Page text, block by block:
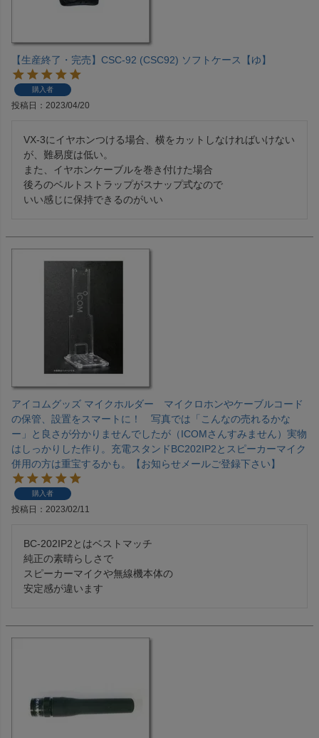
【生産終了・完売】CSC-92 (CSC92) ソフトケース【ゆ】
購入者
投稿日 2023/04/20
VX-3にイヤホンつける場合、横をカットしなければいけない
が、難易度は低い。
また、イヤホンケーブルを巻き付けた場合
後ろのベルトストラップがスナップ式なので
いい感じに保持できるのがいい
アイコムグッズ マイクホルダー マイクロホンやケーブルコード
の保管、設置をスマートに！ 写真では「こんなの売れるかな
ー」と良さが分かりませんでしたが（ICOMさんすみません）実物
はしっかりした作り。充電スタンドBC202IP2とスピーカーマイク
併用の方は重宝するかも。【お知らせメールご登録下さい】
購入者
投稿日 2023/02/11
BC-202IP2とはベストマッチ
純正の素晴らしさで
スピーカーマイクや無線機本体の
安定感が違います